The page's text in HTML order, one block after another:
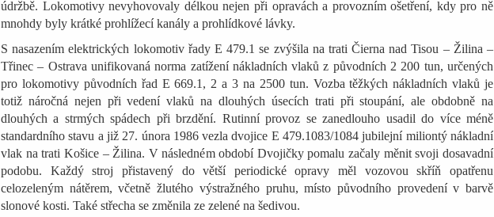
údržbě. Lokomotivy nevyhovovaly délkou nejen při opravách a provozním ošetření, kdy pro ně
mnohdy byly krátké prohlížecí kanály a prohlídkové lávky.
S nasazením elektrických lokomotiv řady E 479.1 se zvýšila na trati Čierna nad Tisou – Žilina –
Třinec – Ostrava unifikovaná norma zatížení nákladních vlaků z původních 2 200 tun, určených
pro lokomotivy původních řad E 669.1, 2 a 3 na 2500 tun. Vozba těžkých nákladních vlaků je
totiž náročná nejen při vedení vlaků na dlouhých úsecích trati při stoupání, ale obdobně na
dlouhých a strmých spádech při brzdění. Rutinní provoz se zanedlouho usadil do více méně
standardního stavu a již 27. února 1986 vezla dvojice E 479.1083/1084 jubilejní miliontý nákladní
vlak na trati Košice – Žilina. V následném období Dvojičky pomalu začaly měnit svoji dosavadní
podobu. Každý stroj přistavený do větší periodické opravy měl vozovou skříň opatřenu
celozeleným nátěrem, včetně žlutého výstražného pruhu, místo původního provedení v barvě
slonové kosti. Také střecha se změnila ze zelené na šedivou.